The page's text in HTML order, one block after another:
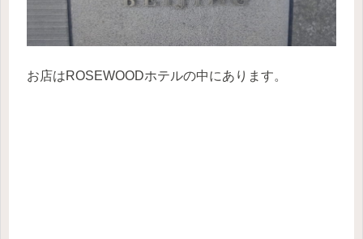
お店はROSEWOODホテルの中にあります。